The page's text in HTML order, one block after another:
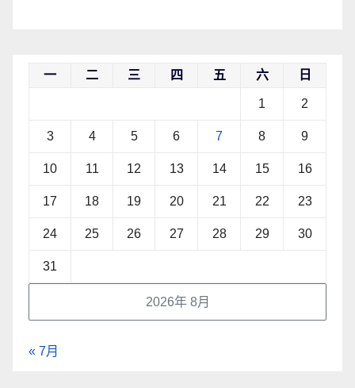
2026年 8月
一 二 三 四 五 六 日
1 2
3 4 5 6 7 8 9
10 11 12 13 14 15 16
17 18 19 20 21 22 23
24 25 26 27 28 29 30
31
« 7月